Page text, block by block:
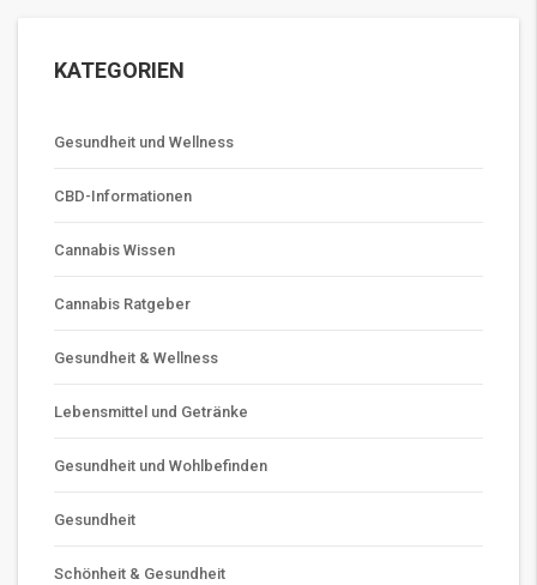
KATEGORIEN
Gesundheit und Wellness
CBD-Informationen
Cannabis Wissen
Cannabis Ratgeber
Gesundheit & Wellness
Lebensmittel und Getränke
Gesundheit und Wohlbefinden
Gesundheit
Schönheit & Gesundheit